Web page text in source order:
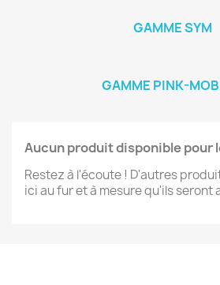
GAMME SYM
GAMME PINK-
Aucun produit disponible pour
Restez à l'écoute ! D'autres
ici au fur et à mesure qu'ils seront